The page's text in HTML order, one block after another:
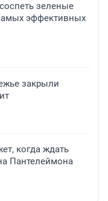
зеленые
эффективных
закрыли
когда ждать
Пантелеймона